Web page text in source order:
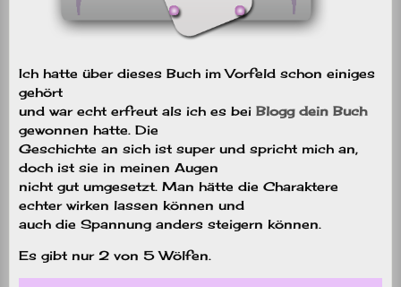
Ich hatte über dieses Buch im Vorfeld schon einiges
gehört
und war echt erfreut als ich es bei Blogg dein Buch
gewonnen hatte. Die
Geschichte an sich ist super und spricht mich an,
doch ist sie in meinen Augen
nicht gut umgesetzt. Man hätte die Charaktere
echter wirken lassen können und
auch die Spannung anders steigern können.
Es gibt nur 2 von 5 Wölfen.